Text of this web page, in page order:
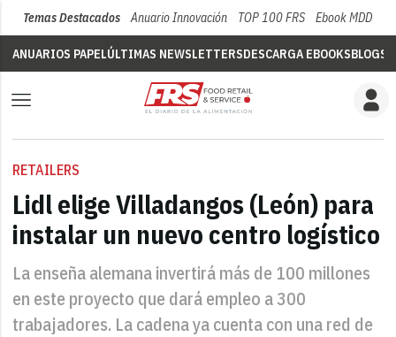
Temas Destacados Anuario Innovación TOP 100 FRS Ebook MDD
ANUARIOS PAPELÚLTIMAS NEWSLETTERSDESCARGA EBOOKSBLOGS
RETAILERS
Lidl elige Villadangos (León) para
instalar un nuevo centro logístico
La enseña alemana invertirá más de 100 millones
en este proyecto que dará empleo a 300
trabajadores. La cadena ya cuenta con una red de